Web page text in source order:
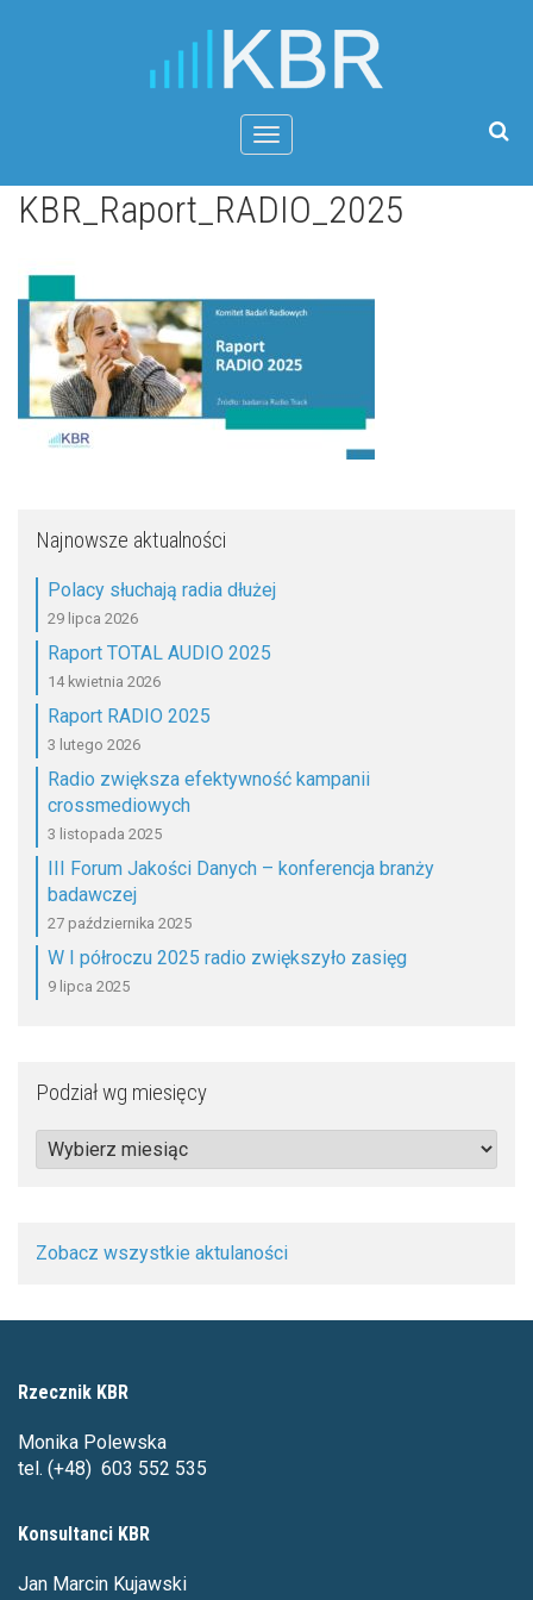
Menu
KBR_Raport_RADIO_2025
Najnowsze aktualności
Polacy słuchają radia dłużej
29 lipca 2026
Raport TOTAL AUDIO 2025
14 kwietnia 2026
Raport RADIO 2025
3 lutego 2026
Radio zwiększa efektywność kampanii
crossmediowych
3 listopada 2025
III Forum Jakości Danych – konferencja branży
badawczej
27 października 2025
W I półroczu 2025 radio zwiększyło zasięg
9 lipca 2025
Podział wg miesięcy
Podział
wg
Zobacz wszystkie aktulaności
Rzecznik KBR
Monika Polewska
tel. (+48) 603 552 535
Konsultanci KBR
Jan Marcin Kujawski